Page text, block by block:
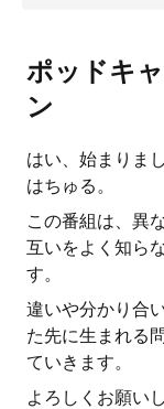
ポッドキ
ン
はい、始まりま
はちゅる。
この番組は、異
互いをよく知ら
す。
違いや分かり合
た先に生まれる
ていきます。
よろしくお願い